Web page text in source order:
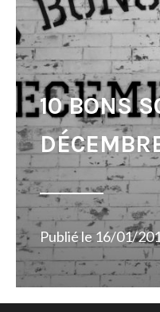
10 BONS
Publié le 16/01/